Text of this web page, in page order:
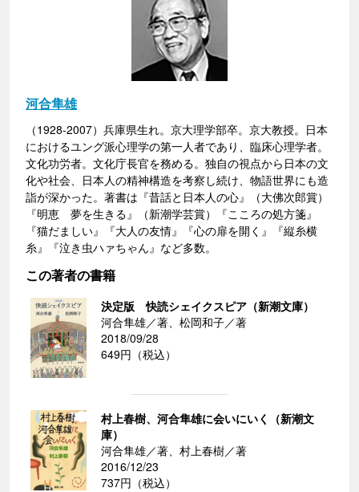
河合隼雄
（1928-2007）兵庫県生れ。京大理学部卒。京大教授。日本
におけるユング派心理学の第一人者であり、臨床心理学者。
文化功労者。文化庁長官を務める。独自の視点から日本の文
化や社会、日本人の精神構造を考察し続け、物語世界にも造
詣が深かった。著書は『昔話と日本人の心』（大佛次郎賞）
『明恵 夢を生きる』（新潮学芸賞）『こころの処方箋』
『猫だましい』『大人の友情』『心の扉を開く』『縦糸横
糸』『泣き虫ハァちゃん』など多数。
この著者の書籍
決定版 快読シェイクスピア（新潮文庫）
河合隼雄／著、松岡和子／著
2018/09/28
649円（税込）
村上春樹、河合隼雄に会いにいく（新潮文
庫）
河合隼雄／著、村上春樹／著
2016/12/23
737円（税込）